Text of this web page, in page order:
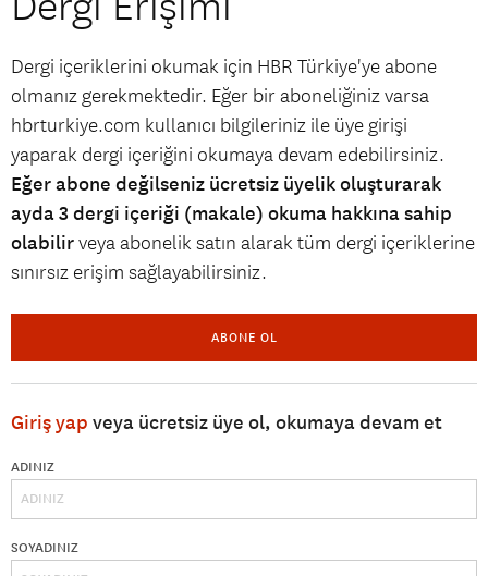
Dergi içeriklerini okumak için HBR Türkiye'ye abone
olmanız gerekmektedir. Eğer bir aboneliğiniz varsa
hbrturkiye.com kullanıcı bilgileriniz ile üye girişi
yaparak dergi içeriğini okumaya devam edebilirsiniz.
Eğer abone değilseniz ücretsiz üyelik oluşturarak
ayda 3 dergi içeriği (makale) okuma hakkına sahip
olabilirveya abonelik satın alarak tüm dergi içeriklerine
sınırsız erişim sağlayabilirsiniz.
ABONE OL
Giriş yap veya ücretsiz üye ol, okumaya devam et
ADINIZ
SOYADINIZ